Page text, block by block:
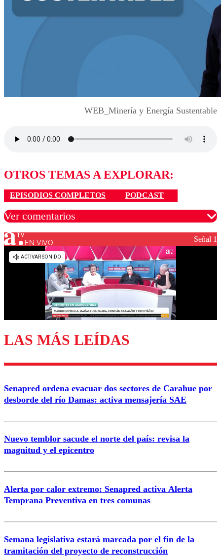
WEB_Minería y Energía Sustentable
OTROS TEMAS A EXPLORAR:
EPISODIOS COMPLETOS PODCAST
Ver comentarios
Los comentarios son moderados para garantizar un
diálogo respetuoso.
Enviar comentario
EN VIVO Señal 1
LAS MÁS LEÍDAS
Senapred ordena evacuar dos sectores de Carahue por
desborde del río Damas: activa mensajería SAE
Nuevo temblor sacude el norte del país: revisa la
magnitud y el epicentro
Alerta por calor extremo: Senapred activa Alerta
Temprana Preventiva en tres comunas
Semana legislativa estará marcada por el fin de la
tramitación del proyecto de reconstrucción